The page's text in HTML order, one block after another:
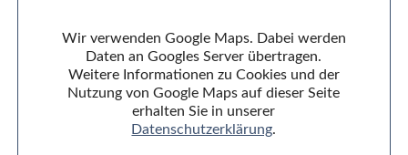
Wir verwenden Google Maps. Dabei werden
Daten an Googles Server übertragen.
Weitere Informationen zu Cookies und der
Nutzung von Google Maps auf dieser Seite
erhalten Sie in unserer
Datenschutzerklärung.